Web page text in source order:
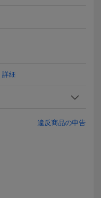
詳細
違反商品の申告